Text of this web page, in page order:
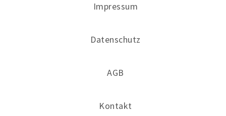
Impressum
Datenschutz
AGB
Kontakt